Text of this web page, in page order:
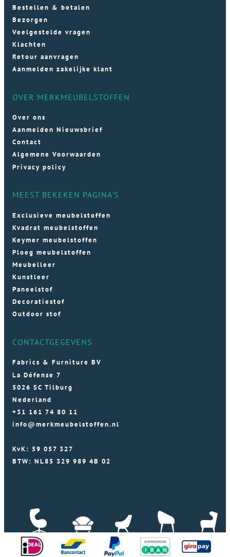
Bestellen & betalen
Bezorgen
Veelgestelde vragen
Klachten
Retour aanvragen
Aanmelden zakelijke klant
OVER MERKMEUBELSTOFFEN
Over ons
Aanmelden Nieuwsbrief
Contact
Algemene Voorwaarden
Privacy policy
MEEST BEKEKEN PAGINA'S
Exclusieve meubelstoffen
Kvadrat meubelstoffen
Keymer meubelstoffen
Ploeg meubelstoffen
Meubelleer
Kunstleer
Paneelstof
Decoratiestof
Outdoor stof
CONTACTGEGEVENS
Fabrics & Furniture BV
La Défense 7
5026 SC Tilburg
Nederland
+31 161 74 80 11
info@merkmeubelstoffen.nl
KvK: 59 057 327
BTW: NL85 329 989 4B 02